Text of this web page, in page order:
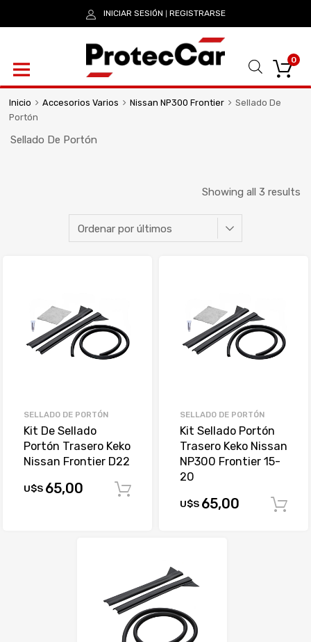
INICIAR SESIÓN REGISTRARSE
0
Inicio Accesorios Varios Nissan NP300 Frontier
Sellado De
Portón
Sellado De Portón
Showing all 3 results
SELLADO DE PORTÓN
Kit De Sellado
Portón Trasero Keko
Nissan Frontier D22
U$S 65,00
SELLADO DE PORTÓN
Kit Sellado Portón
Trasero Keko Nissan
NP300 Frontier 15-
20
U$S 65,00